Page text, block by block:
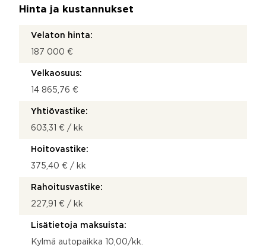
Hinta ja kustannukset
Velaton hinta:
187 000 €
Velkaosuus:
14 865,76 €
Yhtiövastike:
603,31 € / kk
Hoitovastike:
375,40 € / kk
Rahoitusvastike:
227,91 € / kk
Lisätietoja maksuista:
Kylmä autopaikka 10,00/kk.